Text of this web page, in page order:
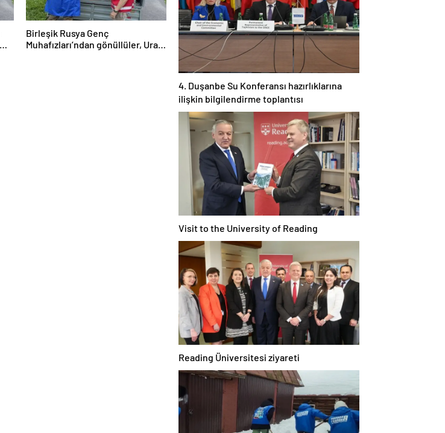
Birleşik Rusya Genç
Muhafızları’ndan gönüllüler, Ural
4. Duşanbe Su Konferansı hazırlıklarına
ilişkin bilgilendirme toplantısı
Visit to the University of Reading
Reading Üniversitesi ziyareti